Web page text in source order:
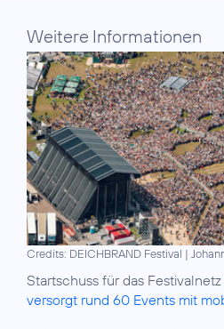
Weitere Informationen
Credits: DEICHBRAND Festival |
Startschuss für das
versorgt rund 60 Events mit